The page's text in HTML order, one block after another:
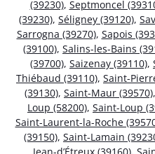
(39230), Septmoncel
(39230), Séligney (39120),
Sarrogna (39270), Sapois
(39100), Salins-les-Bains
(39700), Saizenay (39110),
Thiébaud (39110), Saint-
(39130), Saint-Maur (39570),
Loup (58200), Saint-Loup
Saint-Laurent-la-Roche
(39150), Saint-Lamain